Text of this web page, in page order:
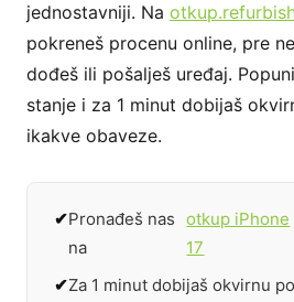
jednostavniji. Na
pokreneš procenu online, pre
dođeš ili pošalješ uređaj.
stanje i za 1 minut dobijaš
ikakve obaveze.
Pronađeš nas
na
otkup iPhone
17
Za 1 minut dobijaš okvirnu